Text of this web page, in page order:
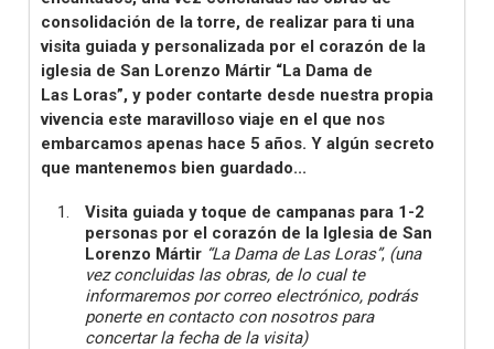
consolidación de la torre, de realizar para ti una
visita guiada y personalizada por el corazón de la
iglesia de San Lorenzo Mártir “La Dama de
Las Loras”, y poder contarte desde nuestra propia
vivencia este maravilloso viaje en el que nos
embarcamos apenas hace 5 años. Y algún secreto
que mantenemos bien guardado...
Visita guiada y toque de campanas para 1-2
personas por el corazón de la Iglesia de San
Lorenzo Mártir “La Dama de Las Loras”, (una
vez concluidas las obras, de lo cual te
informaremos por correo electrónico, podrás
ponerte en contacto con nosotros para
concertar la fecha de la visita)